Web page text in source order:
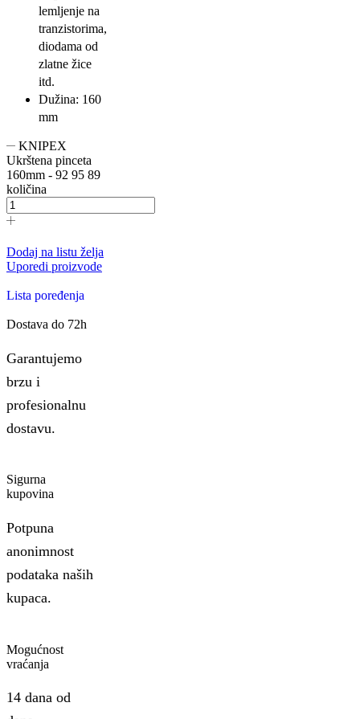
lemljenje na
tranzistorima,
diodama od
zlatne žice
itd.
Dužina: 160
mm
KNIPEX
Ukrštena pinceta
160mm - 92 95 89
količina
Dodaj na listu želja
Uporedi proizvode
Lista poređenja
Dostava do 72h
Garantujemo
brzu i
profesionalnu
dostavu.
Sigurna
kupovina
Potpuna
anonimnost
podataka naših
kupaca.
Mogućnost
vraćanja
14 dana od